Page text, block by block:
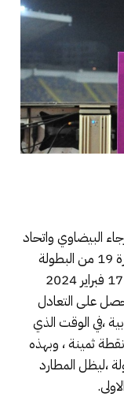
البيضاوي واتحاد
تواركة بالتعادل السلبي ،ضمن فعاليات الدورة 19 من البطولة
على التعادل
،في الوقت الذي
ثمينة ، وبهذه
،ليظل المطارد